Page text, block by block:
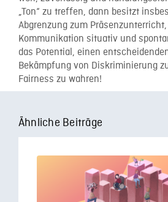
„Ton“ zu treffen, dann besitzt
Abgrenzung zum
Kommunikation situativ und
das Potential, einen
Bekämpfung von Diskriminierung
Fairness zu wahren!
Ähnliche Beiträge